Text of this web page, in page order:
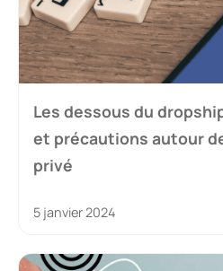
Les dessous du
et précautions autour
privé
5 janvier 2024